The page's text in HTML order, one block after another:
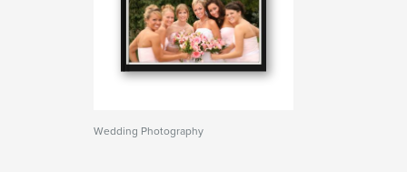
Wedding Photography